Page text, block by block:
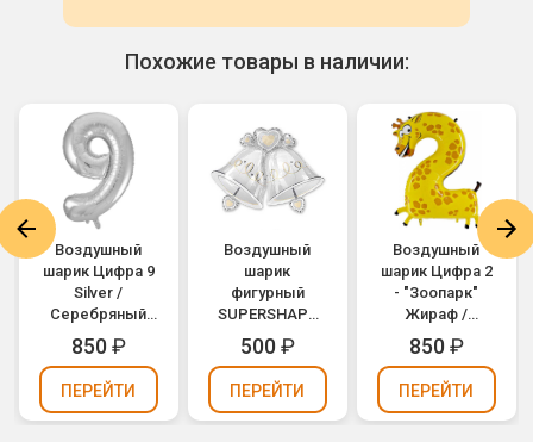
Похожие товары в наличии:
Воздушный
шарик Цифра 9
Silver /
Серебряный
(1207-2964)
850₽
ПЕРЕЙТИ
Воздушный
шарик
фигурный
SUPERSHAPE
Свадебные
колокола
(1207-0361)
500₽
ПЕРЕЙТИ
Воздушный
шарик Цифра 2
- "Зоопарк"
Жираф /
Animaloons
Giraffe (1207-
1684)
850₽
ПЕРЕЙТИ